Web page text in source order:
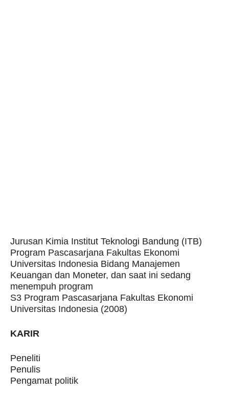
Jurusan Kimia Institut Teknologi Bandung (ITB)
Program Pascasarjana Fakultas Ekonomi
Universitas Indonesia Bidang Manajemen
Keuangan dan Moneter, dan saat ini sedang
menempuh program
S3 Program Pascasarjana Fakultas Ekonomi
Universitas Indonesia (2008)
KARIR
Peneliti
Penulis
Pengamat politik